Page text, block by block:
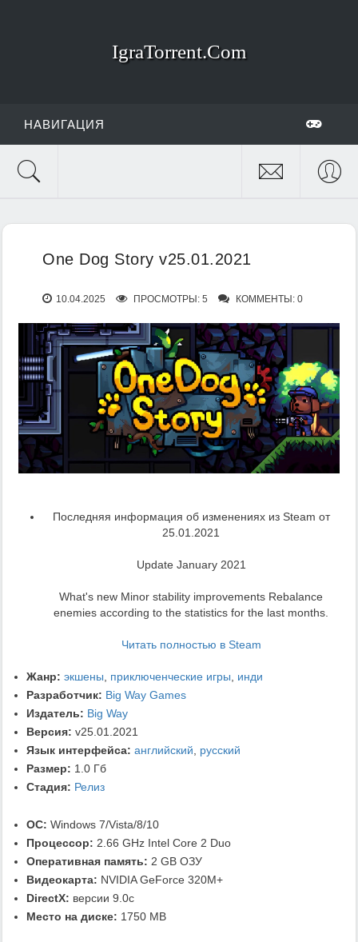
IgraTorrent.Com
НАВИГАЦИЯ
One Dog Story v25.01.2021
10.04.2025 ПРОСМОТРЫ: 5 КОММЕНТЫ: 0
Последняя информация об изменениях из Steam от
25.01.2021
Update January 2021
What's new Minor stability improvements Rebalance
enemies according to the statistics for the last months.
Читать полностью в Steam
Жанр: экшены приключенческие игры
инди
Разработчик: Big Way Games
Издатель: Big Way
Версия: v25.01.2021
Язык интерфейса: английский
русский
Размер: 1.0 Гб
Стадия: Релиз
ОС: Windows 7/Vista/8/10
Процессор: 2.66 GHz Intel Core 2 Duo
Оперативная память: 2 GB ОЗУ
Видеокарта: NVIDIA GeForce 320M+
DirectX: версии 9.0c
Место на диске: 1750 MB